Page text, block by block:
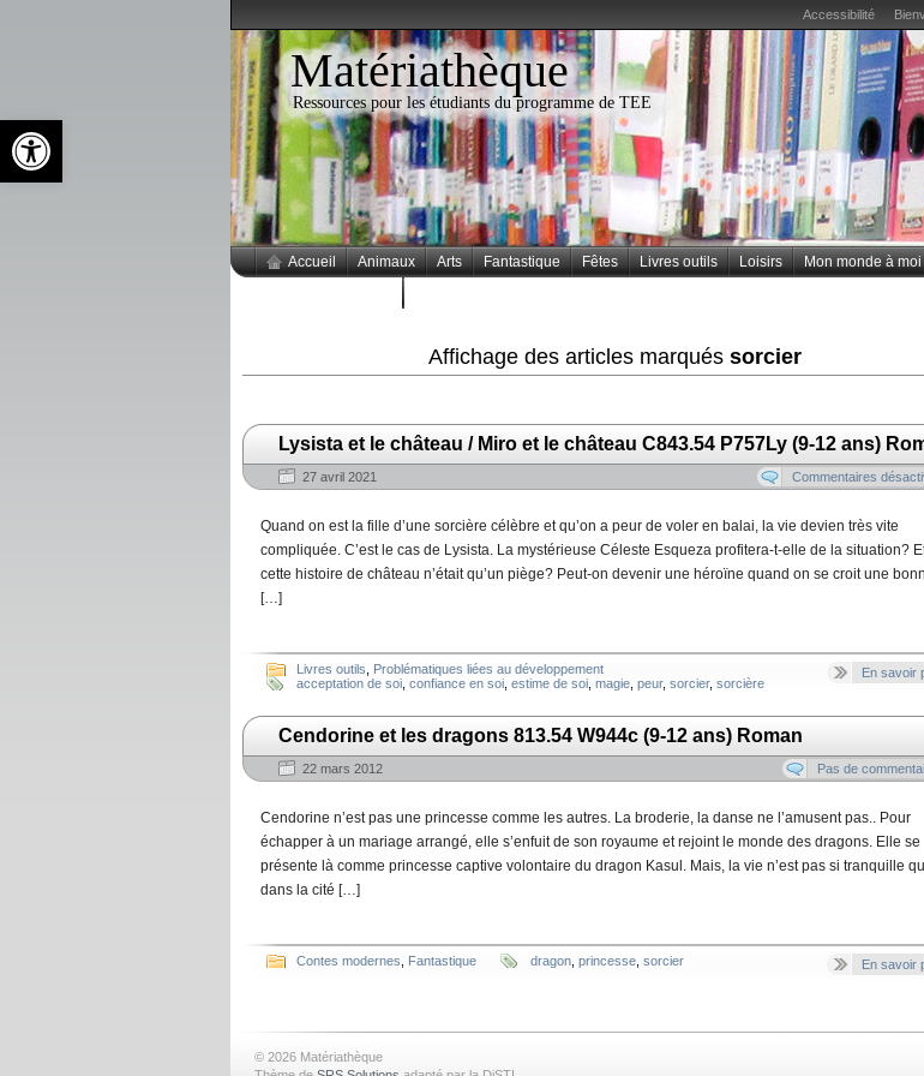
Ouvrir la barre d’outils
Accessibilité
Matériathèque
Ressources pour les étudiants du programme de TEE
Accueil Animaux Arts Fantastique Fêtes Livres outils Loisirs Mon monde à moi
Affichage des articles marqués sorcier
Lysista et le château / Miro et le château C843.54 P757Ly (9-12 ans)
27 avril 2021 Commentaires
Quand on est la fille d’une sorcière célèbre et qu’on a peur de voler en balai, la vie devien très vite
compliquée. C’est le cas de Lysista. La mystérieuse Céleste Esqueza profitera-t-elle de la situation?
cette histoire de château n’était qu’un piège? Peut-on devenir une héroïne quand on se croit une
[…]
Livres outils
Problématiques liées au développement
acceptation de soi confiance en soi estime de soi magie peur, sorcier, sorcière
En savoir
Cendorine et les dragons 813.54 W944c (9-12 ans) Roman
22 mars 2012 Pas de
Cendorine n’est pas une princesse comme les autres. La broderie, la danse ne l’amusent pas.. Pour
échapper à un mariage arrangé, elle s’enfuit de son royaume et rejoint le monde des dragons. Elle se
présente là comme princesse captive volontaire du dragon Kasul. Mais, la vie n’est pas si tranquille
dans la cité […]
Contes modernes Fantastique dragon princesse sorcier En savoir
© 2026 Matériathèque